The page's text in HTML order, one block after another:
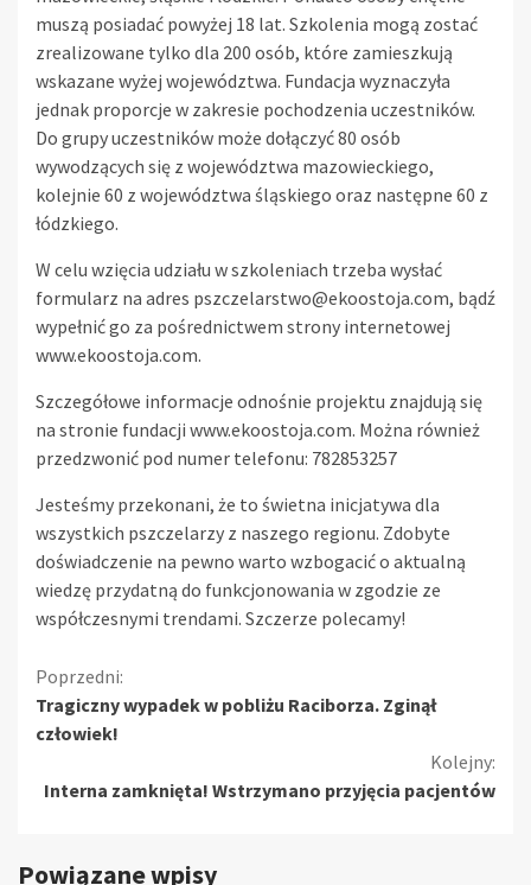
muszą posiadać powyżej 18 lat. Szkolenia mogą zostać
zrealizowane tylko dla 200 osób, które zamieszkują
wskazane wyżej województwa. Fundacja wyznaczyła
jednak proporcje w zakresie pochodzenia uczestników.
Do grupy uczestników może dołączyć 80 osób
wywodzących się z województwa mazowieckiego,
kolejnie 60 z województwa śląskiego oraz następne 60 z
łódzkiego.
W celu wzięcia udziału w szkoleniach trzeba wysłać
formularz na adres pszczelarstwo@ekoostoja.com, bądź
wypełnić go za pośrednictwem strony internetowej
www.ekoostoja.com.
Szczegółowe informacje odnośnie projektu znajdują się
na stronie fundacji www.ekoostoja.com. Można również
przedzwonić pod numer telefonu: 782853257
Jesteśmy przekonani, że to świetna inicjatywa dla
wszystkich pszczelarzy z naszego regionu. Zdobyte
doświadczenie na pewno warto wzbogacić o aktualną
wiedzę przydatną do funkcjonowania w zgodzie ze
współczesnymi trendami. Szczerze polecamy!
Kontynuuj
czytanie
Poprzedni:
Tragiczny wypadek w pobliżu Raciborza. Zginął
człowiek!
Kolejny:
Interna zamknięta! Wstrzymano przyjęcia pacjentów
Powiązane wpisy